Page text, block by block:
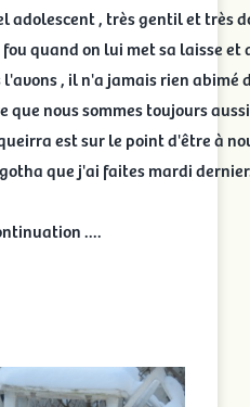
adolescent , très gentil et très
quand on lui met sa laisse
l'avons , il n'a jamais rien
que nous sommes toujours
est sur le point d'être à
que j'ai faites mardi
....